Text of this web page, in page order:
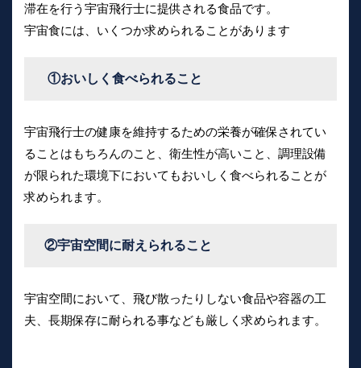
滞在を行う宇宙飛行士に提供される食品です。
宇宙食には、いくつか求められることがあります
①おいしく食べられること
宇宙飛行士の健康を維持するための栄養が確保されてい
ることはもちろんのこと、衛生性が高いこと、調理設備
が限られた環境下においてもおいしく食べられることが
求められます。
②宇宙空間に耐えられること
宇宙空間において、飛び散ったりしない食品や容器の工
夫、長期保存に耐られる事なども厳しく求められます。